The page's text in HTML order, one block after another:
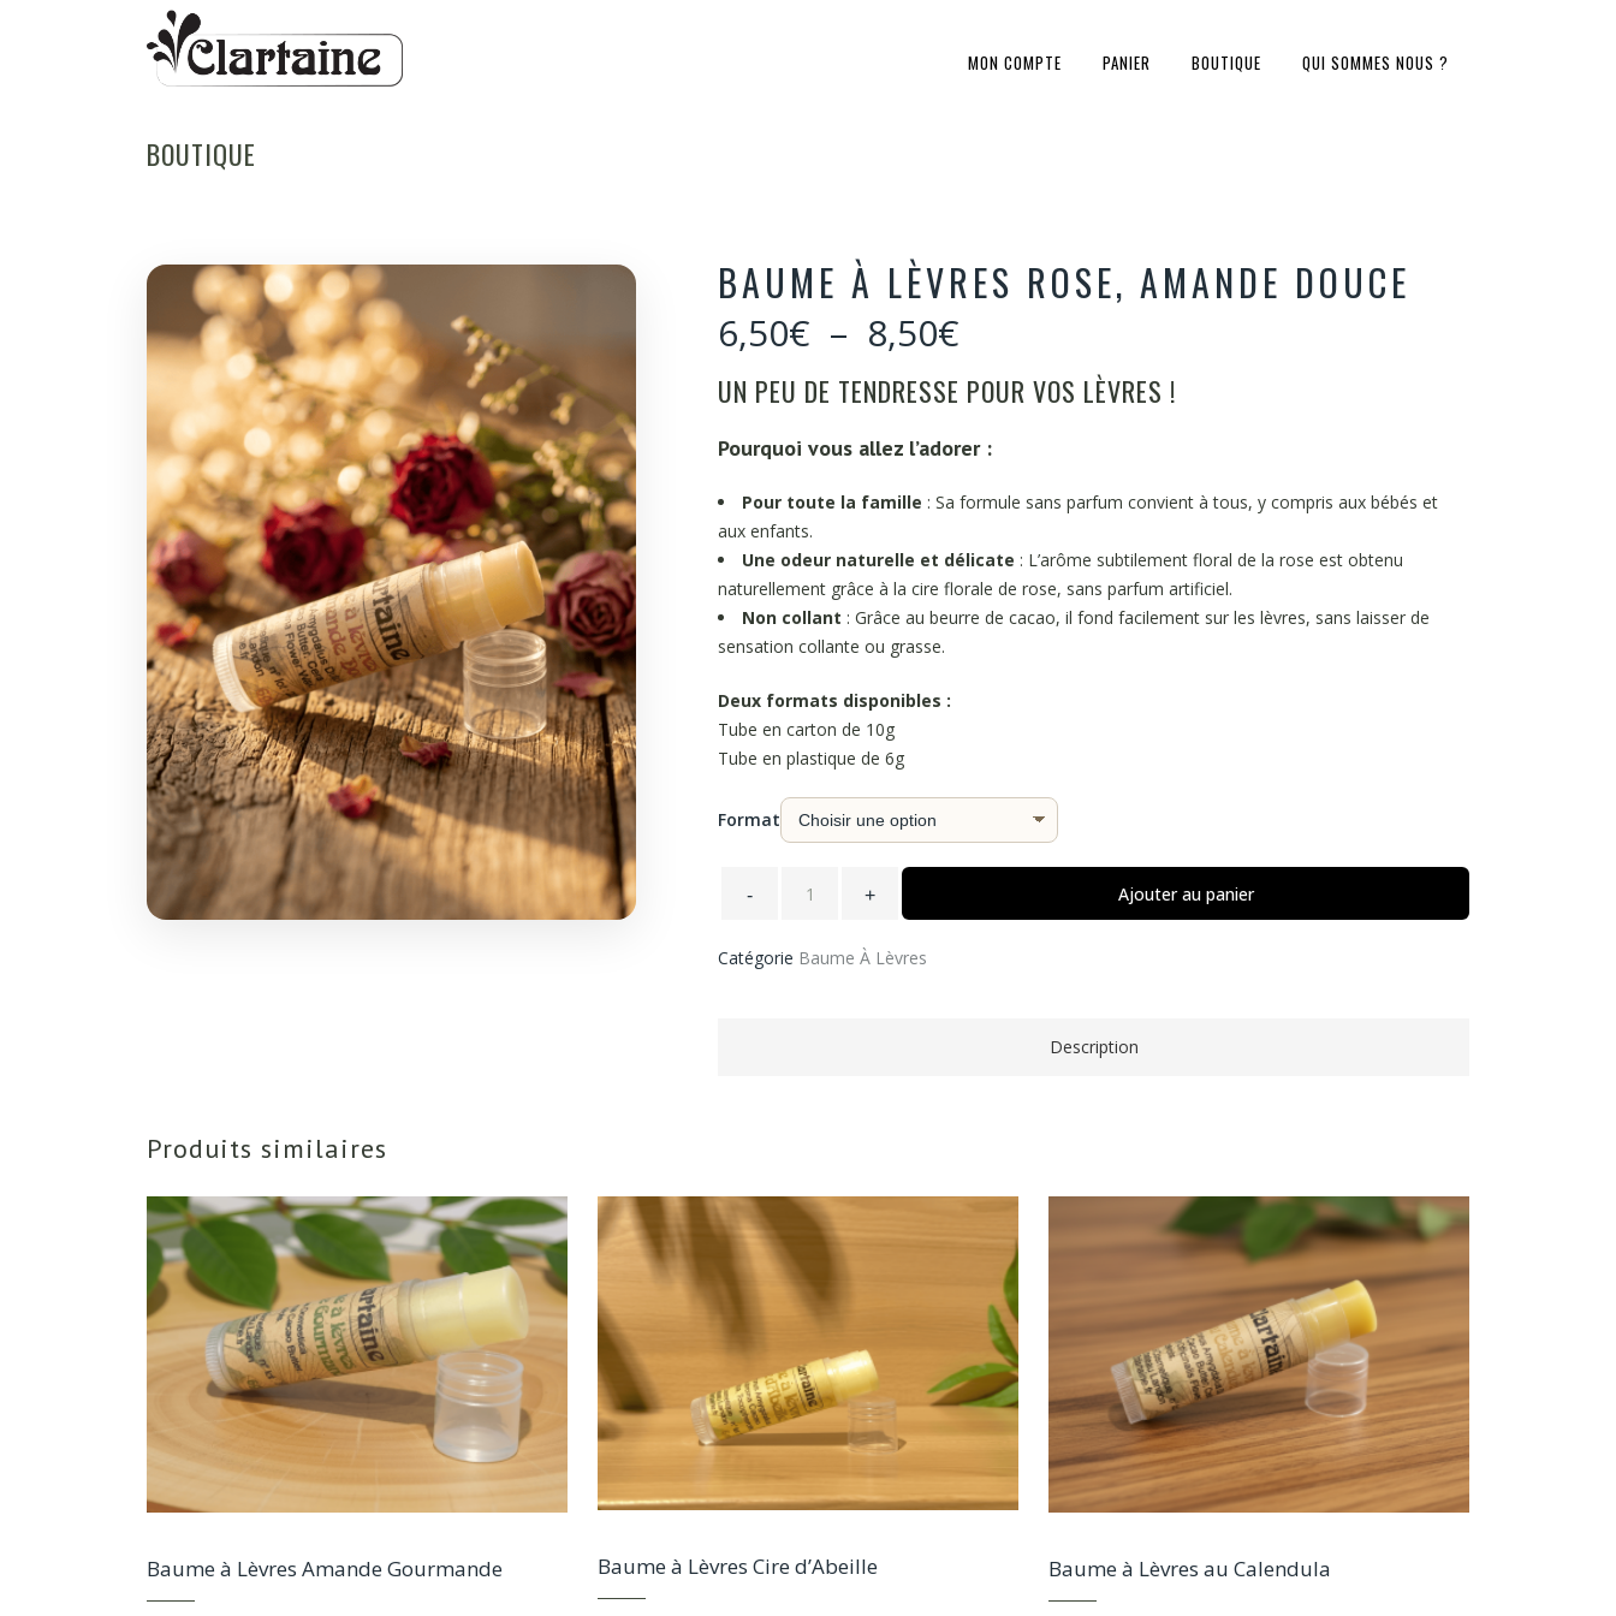
MON COMPTE PANIER BOUTIQUE QUI SOMMES NOUS ?
BOUTIQUE
BAUME À LÈVRES ROSE, AMANDE DOUCE
6,50€ – 8,50€
prix :
6,50€
à
UN PEU DE TENDRESSE POUR VOS LÈVRES !
Pourquoi vous allez l’adorer :
Pour toute la famille : Sa formule sans parfum convient à tous, y compris aux bébés et
aux enfants.
Une odeur naturelle et délicate : L’arôme subtilement floral de la rose est obtenu
naturellement grâce à la cire florale de rose, sans parfum artificiel.
Non collant : Grâce au beurre de cacao, il fond facilement sur les lèvres, sans laisser de
sensation collante ou grasse.
Deux formats disponibles :
Tube en carton de 10g
Tube en plastique de 6g
Format
Ajouter au panier
Catégorie Baume À Lèvres
Description
Produits similaires
Baume à Lèvres Amande Gourmande Baume à Lèvres Cire d’Abeille Baume à Lèvres au Calendula